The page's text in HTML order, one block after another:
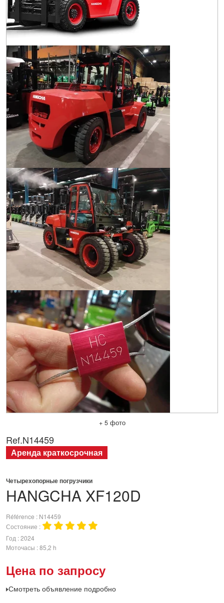
+ 5 фото
HANGCHA XF120D
Четырехопорные погрузчики
Référence
N14459
Состояние
Год 2024
Моточасы 85,2 h
Цена по запросу
Смотреть объявление подробно
Ref.N14459
Аренда краткосрочная